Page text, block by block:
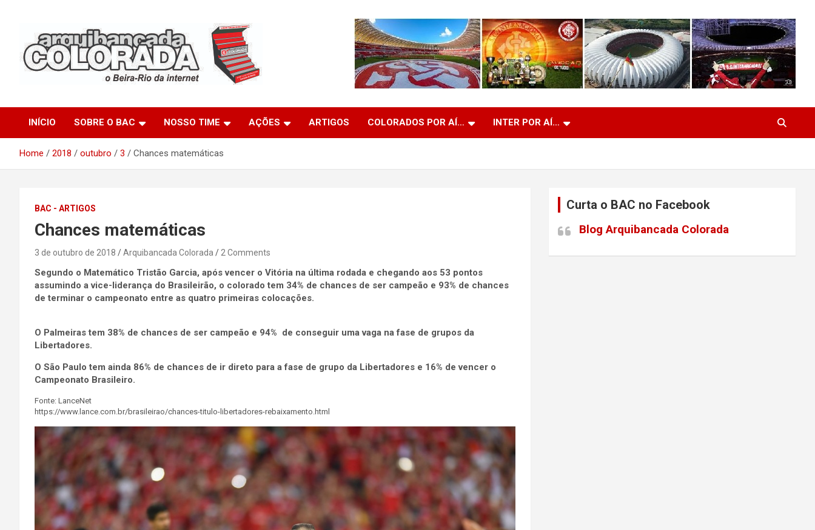
Arquibancada Colorada
INÍCIO SOBRE O BAC NOSSO TIME AÇÕES ARTIGOS COLORADOS POR AÍ… INTER POR AÍ…
Home 2018 outubro 3 Chances matemáticas
BAC - ARTIGOS
Chances matemáticas
3 de outubro de 2018 Arquibancada Colorada 2 Comments
Segundo o Matemático Tristão Garcia, após vencer o Vitória na última rodada e chegando aos 53 pontos
assumindo a vice-liderança do Brasileirão, o colorado tem 34% de chances de ser campeão e 93% de chances
de terminar o campeonato entre as quatro primeiras colocações.
O Palmeiras tem 38% de chances de ser campeão e 94% de conseguir uma vaga na fase de grupos da
Libertadores.
O São Paulo tem ainda 86% de chances de ir direto para a fase de grupo da Libertadores e 16% de vencer o
Campeonato Brasileiro.
Fonte: LanceNet
https://www.lance.com.br/brasileirao/chances-titulo-libertadores-rebaixamento.html
Curta o BAC no Facebook
Blog Arquibancada Colorada